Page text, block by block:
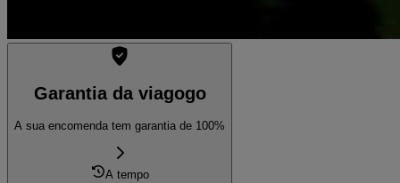
Garantia da viagogo
A sua encomenda tem garantia de 100%
A tempo